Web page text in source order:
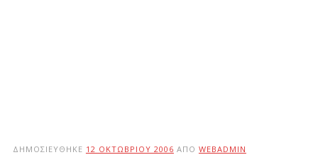
ΔΗΜΟΣΙΕΎΘΗΚΕ 12 ΟΚΤΩΒΡΊΟΥ 2006 ΑΠΌ WEBADMIN